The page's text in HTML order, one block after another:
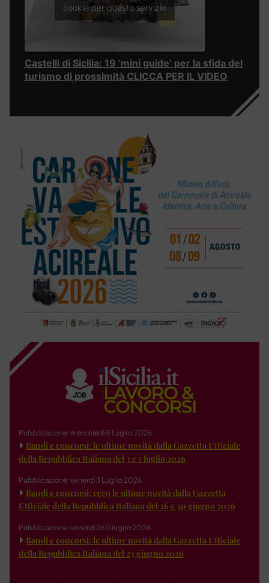
cookie per questo servizio
Castelli di Sicilia: 19 ‘mini guide’ per la sfida del
turismo di prossimità CLICCA PER IL VIDEO
Pubblicazione: mercoledì 8 Luglio 2026
Bandi e concorsi: le ultime novità dalla Gazzetta Ufficiale
della Repubblica Italiana del 3 e 7 luglio 2026
Pubblicazione: venerdì 3 Luglio 2026
Bandi e concorsi: ecco le ultime novità dalla Gazzetta
Ufficiale della Repubblica Italiana del 26 e 30 giugno 2026
Pubblicazione: venerdì 26 Giugno 2026
Bandi e concorsi: le ultime novità dalla Gazzetta Ufficiale
della Repubblica Italiana del 23 giugno 2026